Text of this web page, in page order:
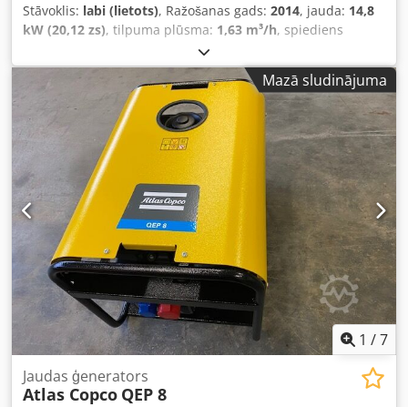
Stāvoklis: labi (lietots), Ražošanas gads: 2014, jauda: 14,8
kW (20,12 zs), tilpuma plūsma: 1,63 m³/h, spiediens
, Gaisa kompresors Atlas Copco SF 15
FF Ražotājs: Atlas Copco Tips: SF 15 FF Izgatavošanas gads:
2014 Maksimālais spiediens: 7,75 bar Padeves tilpums:
4,95 m³/min Padeves plūsmas ātrums: 27,1 l/s, 1,63 m³/min
Motora jauda: 14,8 kW = 20 ZS Motora apgriezieni: 2885
apgr./min Svars: 595 kg Barošana: 400 V, 50 Hz, 3 fāzes
Izpildījums: Bez eļļas ISO klase: 8573-1 klase 0 Dedpfexk U
Dcsx Abzsck Aprīkojums: integrēta Workplace Air System™,
aprīkots ar SMARTLINK Vadība: Elektronikon Izcelsme:
Ražots Beļģijā Par sniegtās informācijas pareizību,
pilnīgumu un aktualitāti atbildība netiek uzņemta.
Mazā sludinājuma
1 /7
Jaudas ģenerators
Atlas Copco QEP 8